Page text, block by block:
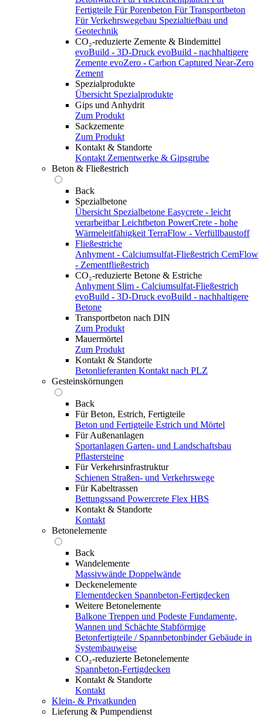
Fertigteile Für Porenbeton Für Transportbeton
Für Verkehrswegebau Spezialtiefbau und
Geotechnik
CO₂-reduzierte Zemente & Bindemittel
evoBuild - 3D-Druck evoBuild - nachhaltigere
Zemente evoZero - Carbon Captured Near-Zero
Zement
Spezialprodukte
Übersicht Spezialprodukte
Gips und Anhydrit
Zum Produkt
Sackzemente
Zum Produkt
Kontakt & Standorte
Kontakt Zementwerke & Gipsgrube
Beton & Fließestrich
Back
Spezialbetone
Übersicht Spezialbetone Easycrete - leicht
verarbeitbar Leichtbeton PowerCrete - hohe
Wärmeleitfähigkeit TerraFlow - Verfüllbaustoff
Fließestriche
Anhyment - Calciumsulfat-Fließestrich CemFlow
- Zementfließestrich
CO₂-reduzierte Betone & Estriche
Anhyment Slim - Calciumsulfat-Fließestrich
evoBuild - 3D-Druck evoBuild - nachhaltigere
Betone
Transportbeton nach DIN
Zum Produkt
Mauermörtel
Zum Produkt
Kontakt & Standorte
Betonlieferanten Kontakt nach PLZ
Gesteinskörnungen
Back
Für Beton, Estrich, Fertigteile
Beton und Fertigteile Estrich und Mörtel
Für Außenanlagen
Sportanlagen Garten- und Landschaftsbau
Pflastersteine
Für Verkehrsinfrastruktur
Schienen Straßen- und Verkehrswege
Für Kabeltrassen
Bettungssand Powercrete Flex HBS
Kontakt & Standorte
Kontakt
Betonelemente
Back
Wandelemente
Massivwände Doppelwände
Deckenelemente
Elementdecken Spannbeton-Fertigdecken
Weitere Betonelemente
Balkone Treppen und Podeste Fundamente,
Wannen und Schächte Stabförmige
Betonfertigteile / Spannbetonbinder Gebäude in
Systembauweise
CO₂-reduzierte Betonelemente
Spannbeton-Fertigdecken
Kontakt & Standorte
Kontakt
Klein- & Privatkunden
Lieferung & Pumpendienst